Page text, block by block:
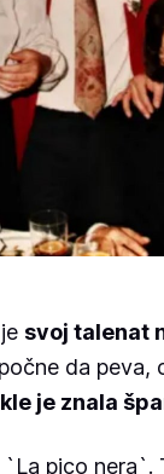
svoj talenat
da peva,
je znala
pico nera`.